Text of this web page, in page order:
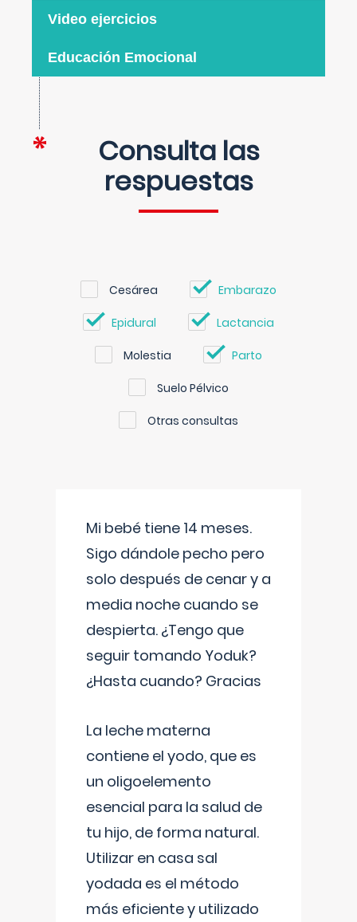
Video ejercicios
Educación Emocional
Consulta las
respuestas
Cesárea Embarazo
Epidural Lactancia
Molestia Parto
Suelo Pélvico
Otras consultas
Mi bebé tiene 14 meses.
Sigo dándole pecho pero
solo después de cenar y a
media noche cuando se
despierta. ¿Tengo que
seguir tomando Yoduk?
¿Hasta cuando? Gracias
La leche materna
contiene el yodo, que es
un oligoelemento
esencial para la salud de
tu hijo, de forma natural.
Utilizar en casa sal
yodada es el método
más eficiente y utilizado